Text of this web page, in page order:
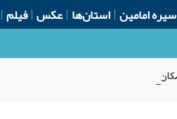
سیره امامین استان‌ها عکس فیلم
نیست